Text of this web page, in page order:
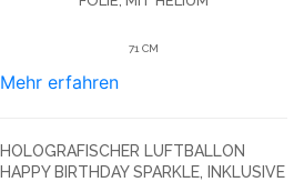
71 CM
Mehr erfahren
HOLOGRAFISCHER LUFTBALLON
HAPPY BIRTHDAY SPARKLE, INKLUSIVE